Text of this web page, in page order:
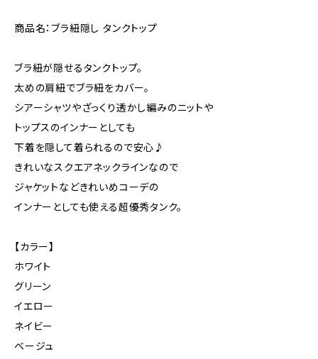
商品名：ブラ紐隠し タンクトップ
ブラ紐が隠せるタンクトップ。
太めの肩紐でブラ紐をカバー。
シアーシャツやざっくり透かし編みのニットや
トップスのインナーとしても
下着を隠して着られるので安心♪
きれいなスクエアネックラインなので
ジャケットなどきれいめコーデの
インナーとしても使える超優秀タンク。
【カラー】
ホワイト
グリーン
イエロー
ネイビー
ベージュ